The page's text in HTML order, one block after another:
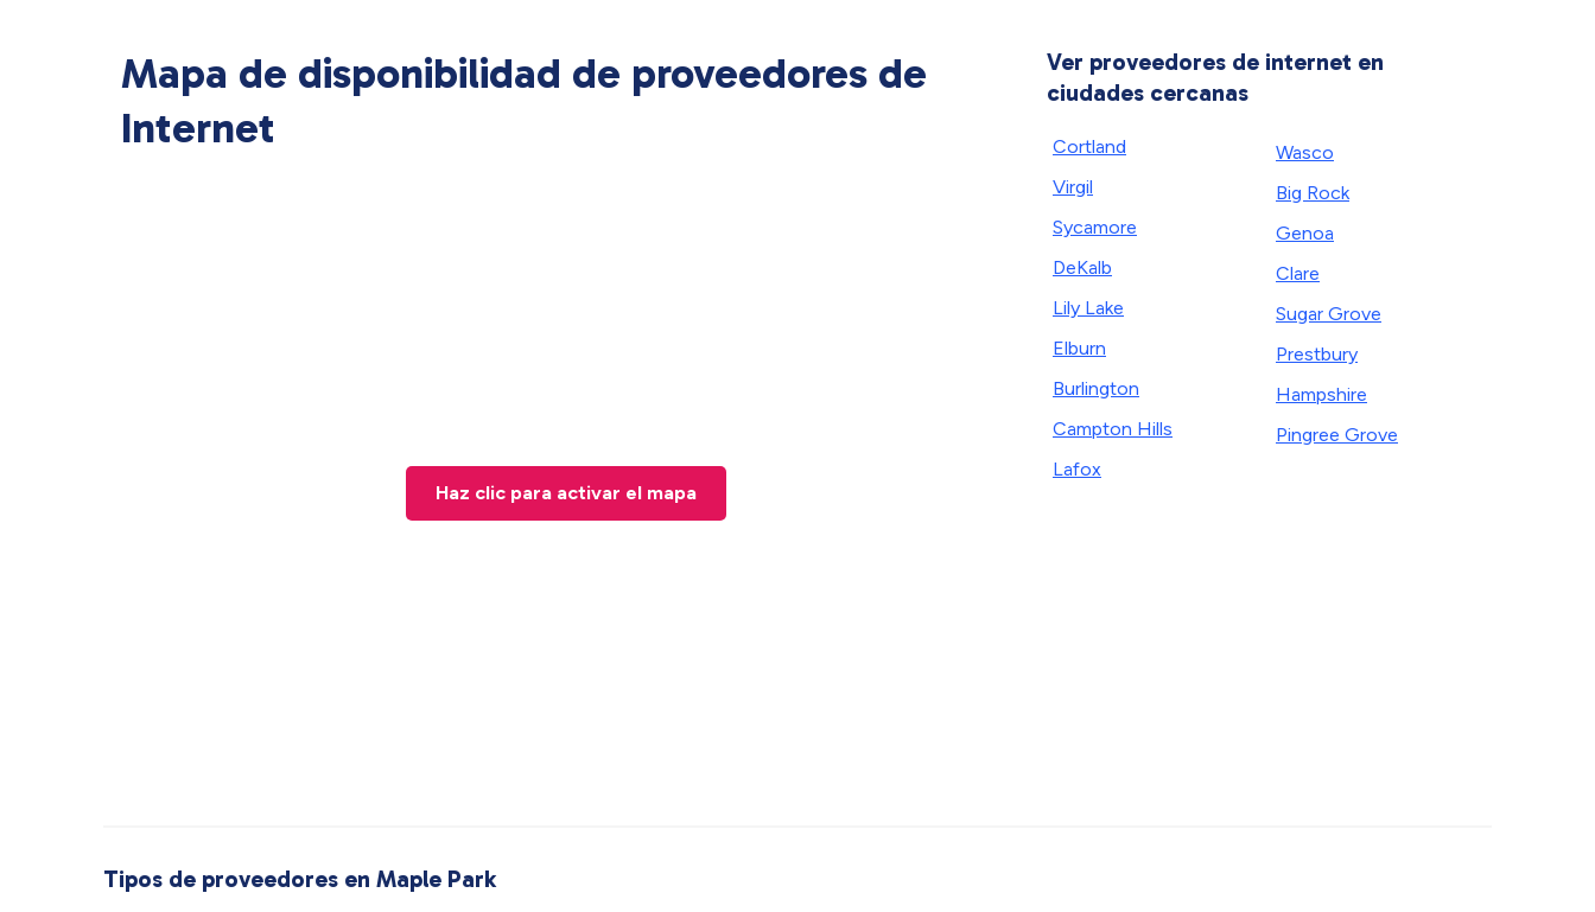
Mapa de disponibilidad de proveedores de
Internet
Haz clic para activar el mapa
Ver proveedores de internet en
ciudades cercanas
Cortland
Virgil
Sycamore
DeKalb
Lily Lake
Elburn
Burlington
Campton Hills
Lafox
Wasco
Big Rock
Genoa
Clare
Sugar Grove
Prestbury
Hampshire
Pingree Grove
Tipos de proveedores en Maple Park